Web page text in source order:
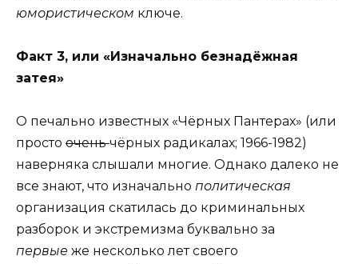
юмористическом ключе.
Факт 3, или «Изначально безнадёжная
затея»
О печально известных «Чёрных Пантерах» (или
просто оченьчёрных радикалах; 1966-1982)
наверняка слышали многие. Однако далеко не
все знают, что изначально политическая
организация скатилась до криминальных
разборок и экстремизма буквально за
первые же несколько лет своего